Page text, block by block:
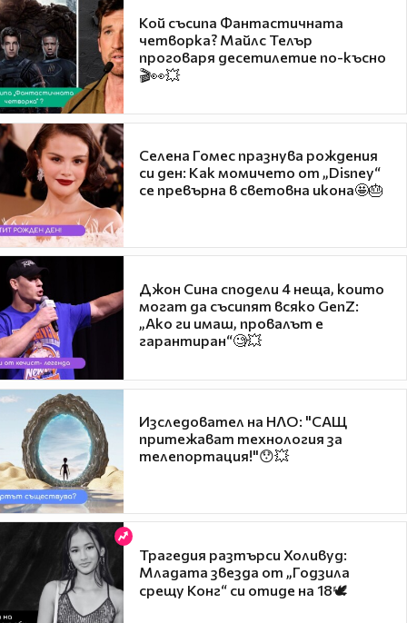
Кой съсипа Фантастичната
четворка? Майлс Телър
проговаря десетилетие по-късно
🎬👀💥
Селена Гомес празнува рождения
си ден: Как момичето от „Disney“
се превърна в световна икона🤩🎂
Джон Сина сподели 4 неща, които
могат да съсипят всяко GenZ:
„Ако ги имаш, провалът е
гарантиран“🧐💥
Изследовател на НЛО: "САЩ
притежават технология за
телепортация!"😯💥
Трагедия разтърси Холивуд:
Младата звезда от „Годзила
срещу Конг“ си отиде на 18🕊️